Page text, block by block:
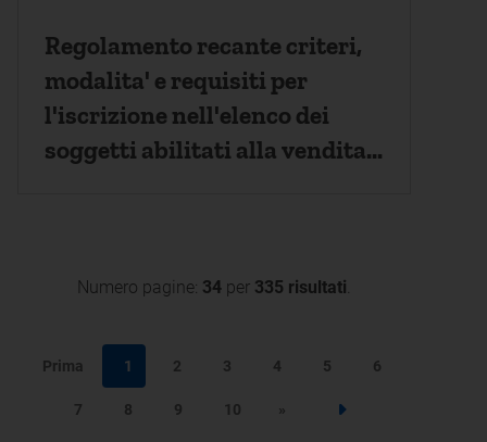
Regolamento recante criteri,
modalita' e requisiti per
l'iscrizione nell'elenco dei
soggetti abilitati alla vendita
Numero pagine: 34 per 335 risultati.
Prima 1 2 3 4 5 6
7 8 9 10 »
Step successivo